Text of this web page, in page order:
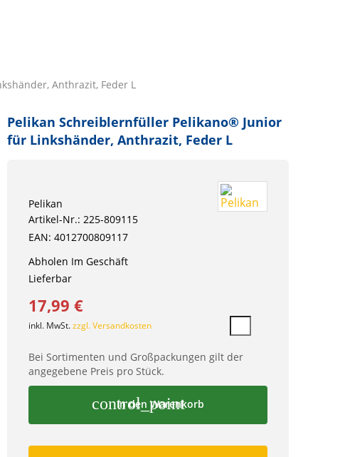
Anthrazit, Feder L
Pelikan Schreiblernfüller Pelikano® Junior
für Linkshänder, Anthrazit, Feder L
Pelikan
Artikel-Nr.: 225-809115
EAN: 4012700809117
Abholen Im Geschäft
Lieferbar
17,99 €
inkl. MwSt.zzgl. Versandkosten
Bei Sortimenten und Großpackungen gilt der
angegebene Preis pro Stück.
control_point
In den Warenkorb